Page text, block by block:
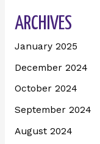
ARCHIVES
January 2025
December 2024
October 2024
September 2024
August 2024